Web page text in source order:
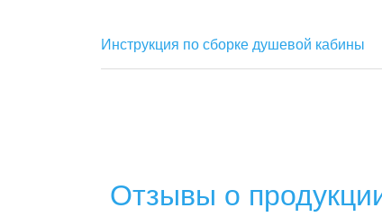
Инструкция по сборке душевой кабины
Отзывы о